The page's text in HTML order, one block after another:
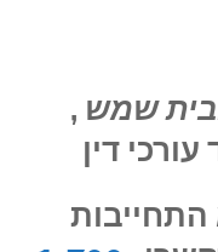
שמש ,
דין
התחייבות